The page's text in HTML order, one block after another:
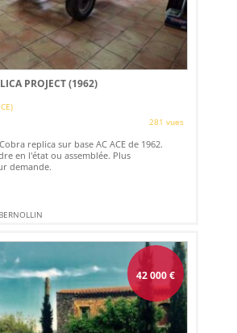
PROJECT (1962)
281 vues
replica sur base AC ACE de 1962.
en l'état ou assemblée. Plus
demande.
42 000€